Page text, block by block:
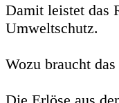
Damit leistet das
Umweltschutz.
Wozu braucht